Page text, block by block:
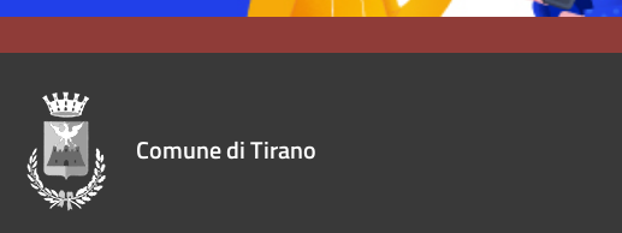
Comune di Tirano